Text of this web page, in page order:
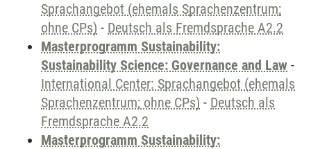
Sprachangebot (ehemals Sprachenzentrum;
ohne CPs) - Deutsch als Fremdsprache A2.2
Masterprogramm Sustainability:
Sustainability Science: Governance and Law -
International Center: Sprachangebot (ehemals
Sprachenzentrum; ohne CPs) - Deutsch als
Fremdsprache A2.2
Masterprogramm Sustainability: